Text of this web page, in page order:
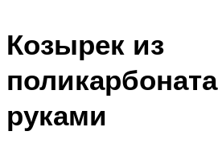
Козырек из
руками